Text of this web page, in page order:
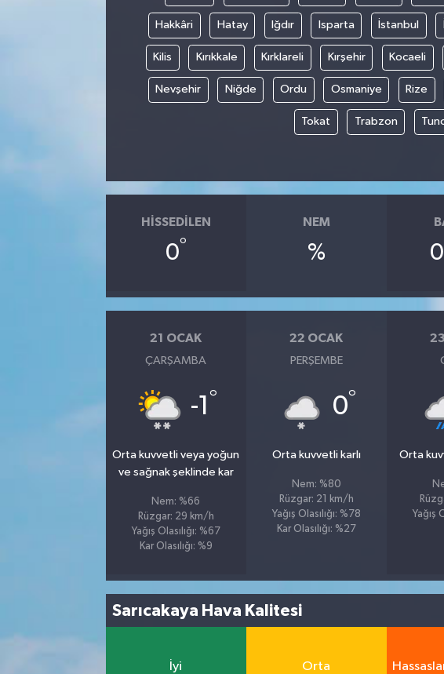
Hakkâri Hatay Iğdır Isparta İstanbul
Kilis Kırıkkale Kırklareli Kırşehir Kocaeli
Nevşehir Niğde Ordu Osmaniye Rize
Tokat Trabzon
HISSEDILEN
0°
NEM
% 0
21 OCAK
ÇARŞAMBA
-1 °
Orta kuvvetli veya yoğun
ve sağnak şeklinde kar
Nem: %66
Rüzgar: 29 km/h
Yağış Olasılığı: %67
Kar Olasılığı: %9
22 OCAK
PERŞEMBE
0°
Orta kuvvetli karlı
Nem: %80
Rüzgar: 21 km/h
Yağış Olasılığı: %78
Kar Olasılığı: %27
Orta
Yağış
Sarıcakaya Hava Kalitesi
İyi Orta